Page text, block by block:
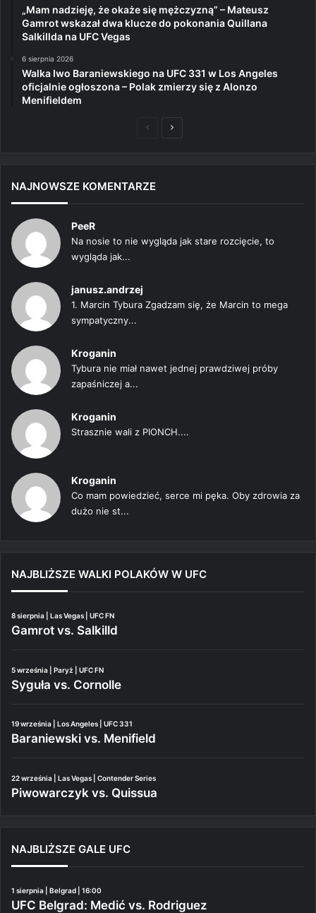
„Mam nadzieję, że okaże się mężczyzną” – Mateusz
Gamrot wskazał dwa klucze do pokonania Quillana
Salkillda na UFC Vegas
6 sierpnia 2026
Walka Iwo Baraniewskiego na UFC 331 w Los Angeles
oficjalnie ogłoszona – Polak zmierzy się z Alonzo
Menifieldem
PoprzedniaNastępna
NAJNOWSZE KOMENTARZE
PeeR
Na nosie to nie wygląda jak stare rozcięcie, to
wygląda jak...
janusz.andrzej
1. Marcin Tybura Zgadzam się, że Marcin to mega
sympatyczny...
Kroganin
Tybura nie miał nawet jednej prawdziwej próby
zapaśniczej a...
Kroganin
Strasznie wali z PIONCH....
Kroganin
Co mam powiedzieć, serce mi pęka. Oby zdrowia za
dużo nie st...
NAJBLIŻSZE WALKI POLAKÓW W UFC
8 sierpnia | Las Vegas | UFC FN
Gamrot vs. Salkilld
5 września | Paryż | UFC FN
Syguła vs. Cornolle
19 września | Los Angeles | UFC 331
Baraniewski vs. Menifield
22 września | Las Vegas | Contender Series
Piwowarczyk vs. Quissua
NAJBLIŻSZE GALE UFC
1 sierpnia | Belgrad | 16:00
UFC Belgrad: Medić vs. Rodriguez